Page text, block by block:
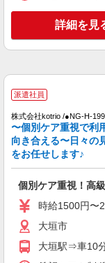
[
キープ
株式会社kotrio /●NG-
夕
通
詳細を見
派遣社員
株式会社kotrio /●NG-H-
〜個別ケア重視で利
向き合える〜日々の
をお任せします♪
個別ケア重視！高
時給1500円〜
大垣市
大垣駅⇒車10